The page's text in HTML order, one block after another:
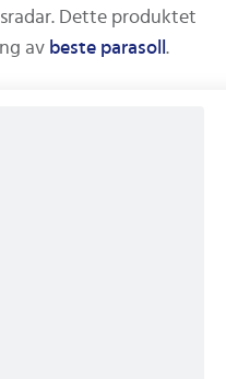
Dette produktet
av beste parasoll .